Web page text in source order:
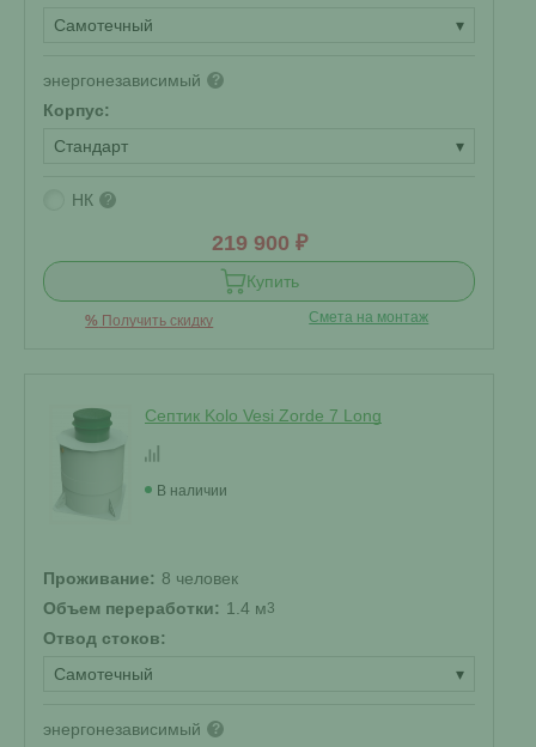
Самотечный
▾
энергонезависимый ?
Корпус:
Стандарт
▾
НК ?
219 900 ₽
Купить
% Получить скидку Смета на монтаж
Септик Kolo Vesi Zorde 7 Long
В наличии
Проживание: 8 человек
Объем переработки: 1.4 м3
Отвод стоков:
Самотечный
▾
энергонезависимый ?